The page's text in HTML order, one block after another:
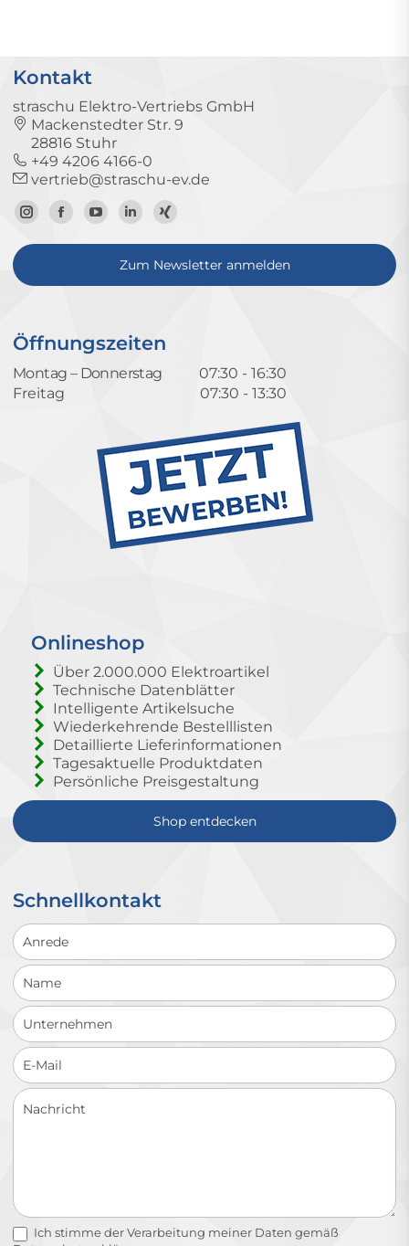
Kontakt
straschu Elektro-Vertriebs GmbH
Mackenstedter Str. 9
28816 Stuhr
+49 4206 4166-0
vertrieb@straschu-ev.de
Zum
Instagram-
Zur
Facebook-
Zum
YouTube-
Kanal
Zum
LinkedIn-
Profil
Zum
Xing-
Profil
Zum Newsletter anmelden
Öffnungszeiten
Montag – Donnerstag
07:30 - 16:30
Freitag
07:30 - 13:30
Onlineshop
Über 2.000.000 Elektroartikel
Technische Datenblätter
Intelligente Artikelsuche
Wiederkehrende Bestelllisten
Detaillierte Lieferinformationen
Tagesaktuelle Produktdaten
Persönliche Preisgestaltung
Shop entdecken
Schnellkontakt
Schnellkontakt
Ich stimme der Verarbeitung meiner Daten gemäß